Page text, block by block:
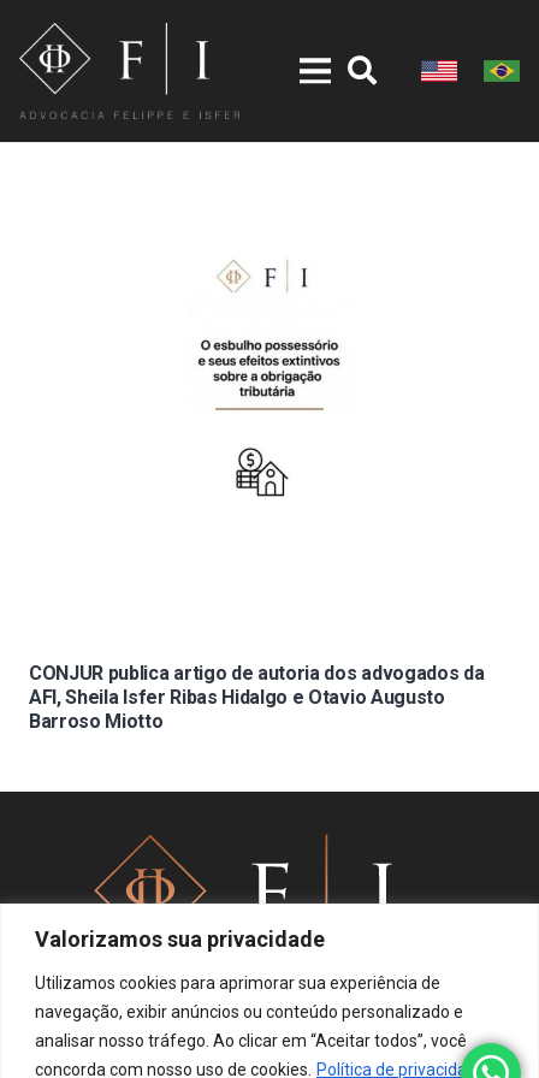
Valorizamos sua privacidade
Utilizamos cookies para aprimorar sua experiência de
navegação, exibir anúncios ou conteúdo personalizado e
analisar nosso tráfego. Ao clicar em “Aceitar todos”, você
concorda com nosso uso de cookies. Política de privacidade
CONJUR publica artigo de autoria dos advogados da
AFI, Sheila Isfer Ribas Hidalgo e Otavio Augusto
Barroso Miotto
Política de privacidade